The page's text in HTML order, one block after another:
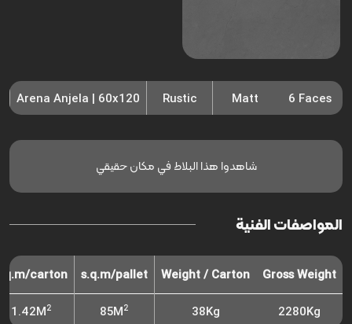
6 Faces
Matt
Rustic
Arena Anjela | 60x120
شاهدوا هذا البلاط في مكان حقيقي
المواصفات الفنية
Gross Weight
Weight / Carton
s.q.m/pallet
carton
2280Kg
38Kg
85M2
1.42M2